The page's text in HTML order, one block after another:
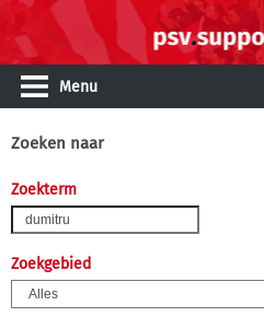
Menu
Zoeken naar
Zoekterm
Zoekgebied